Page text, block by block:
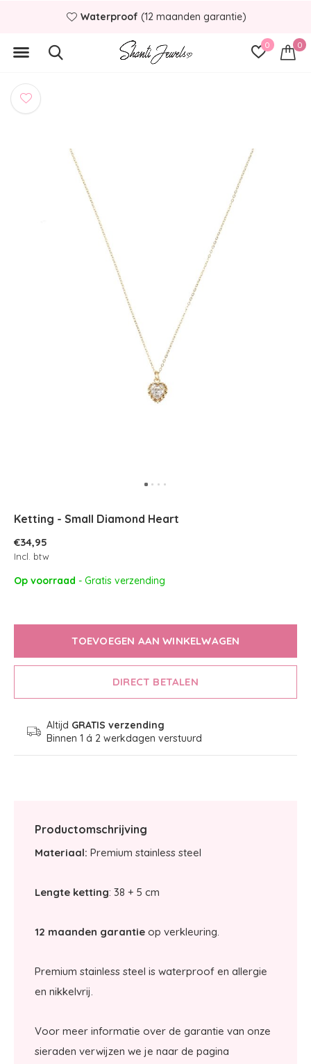
0 0
Waterproof (12 maanden garantie)
Ketting - Small Diamond Heart
€34,95
Incl. btw
Op voorraad - Gratis verzending
TOEVOEGEN AAN WINKELWAGEN
DIRECT BETALEN
Altijd GRATIS verzending
Binnen 1 á 2 werkdagen verstuurd
Productomschrijving
Materiaal: Premium stainless steel
Lengte ketting: 38 + 5 cm
12 maanden garantie op verkleuring.
Premium stainless steel is waterproof en allergie
en nikkelvrij.
Voor meer informatie over de garantie van onze
sieraden verwijzen we je naar de pagina